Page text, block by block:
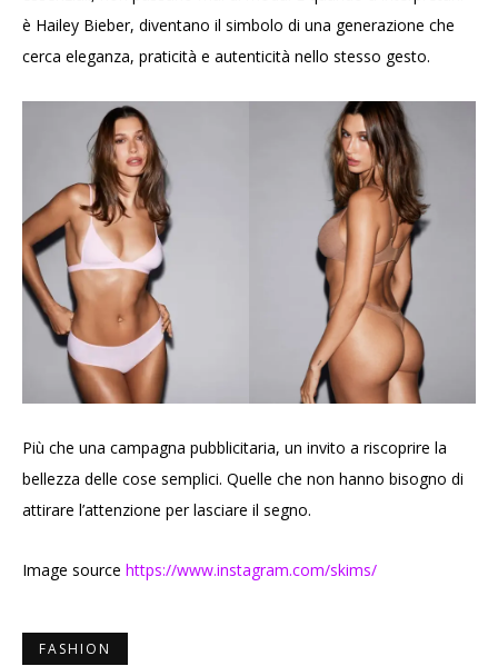
è Hailey Bieber, diventano il simbolo di una generazione che
cerca eleganza, praticità e autenticità nello stesso gesto.
Più che una campagna pubblicitaria, un invito a riscoprire la
bellezza delle cose semplici. Quelle che non hanno bisogno di
attirare l’attenzione per lasciare il segno.
Image source https://www.instagram.com/skims/
FASHION